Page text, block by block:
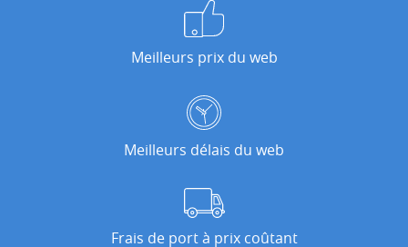
Meilleurs prix du web
Meilleurs délais du web
Frais de port à prix coûtant